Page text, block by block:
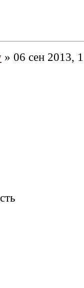
» 06 сен 2013,